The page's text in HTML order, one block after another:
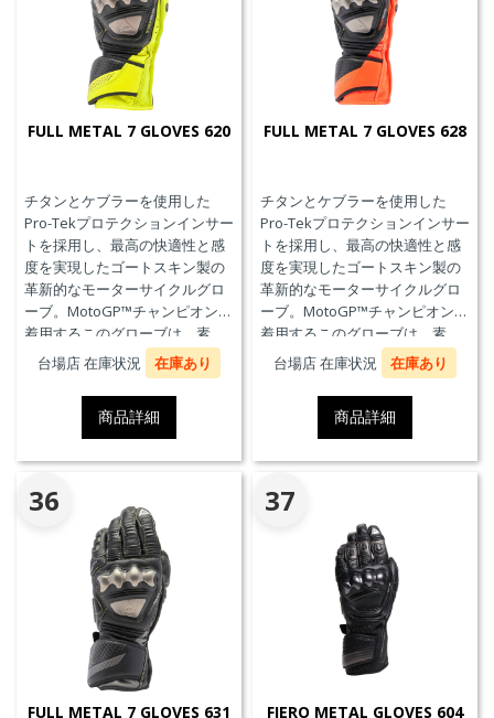
FULL METAL 7 GLOVES 620
チタンとケブラーを使用した
Pro-Tekプロテクションインサー
トを採用し、最高の快適性と感
度を実現したゴートスキン製の
革新的なモーターサイクルグロ
ーブ。MotoGP™チャンピオンが
着用するこのグローブは、素
材、快適性、プロテクションに
おいて、優れたパフォーマンス
のためにダイネーゼテクノロジ
ーの真髄を表現しています。
台場店 在庫状況 在庫あり
商品詳細
FULL METAL 7 GLOVES 628
チタンとケブラーを使用した
Pro-Tekプロテクションインサー
トを採用し、最高の快適性と感
度を実現したゴートスキン製の
革新的なモーターサイクルグロ
ーブ。MotoGP™チャンピオンが
着用するこのグローブは、素
材、快適性、プロテクションに
おいて、優れたパフォーマンス
のためにダイネーゼテクノロジ
ーの真髄を表現しています。
台場店 在庫状況 在庫あり
商品詳細
36
FULL METAL 7 GLOVES 631
37
FIERO METAL GLOVES 604